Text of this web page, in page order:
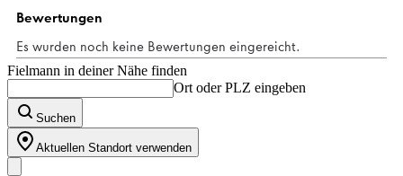
Bewertungen
Fielmann in deiner Nähe finden
Ort oder PLZ eingeben
Suchen
Aktuellen Standort verwenden